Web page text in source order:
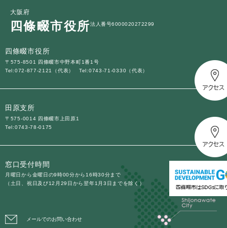
大阪府
四條畷市役所法人番号6000020272299
四條畷市役所
〒575-8501 四條畷市中野本町1番1号
Tel:072-877-2121（代表）
Tel:0743-71-0330（代表）
田原支所
〒575-0014 四條畷市上田原1
Tel:0743-78-0175
窓口受付時間
月曜日から金曜日の9時00分から16時30分まで
（土日、祝日及び12月29日から翌年1月3日までを除く）
メールでのお問い合わせ